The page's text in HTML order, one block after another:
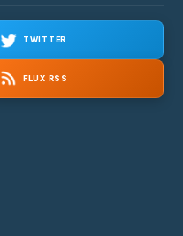
TWITTER
FLUX RSS